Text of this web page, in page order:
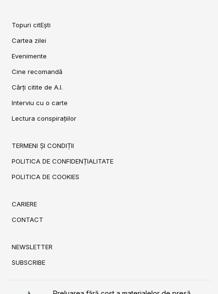
Topuri citEști
Cartea zilei
Evenimente
Cine recomandă
Cărți citite de A.I.
Interviu cu o carte
Lectura conspirațiilor
TERMENI ȘI CONDIȚII
POLITICA DE CONFIDENȚIALITATE
POLITICA DE COOKIES
CARIERE
CONTACT
NEWSLETTER
SUBSCRIBE